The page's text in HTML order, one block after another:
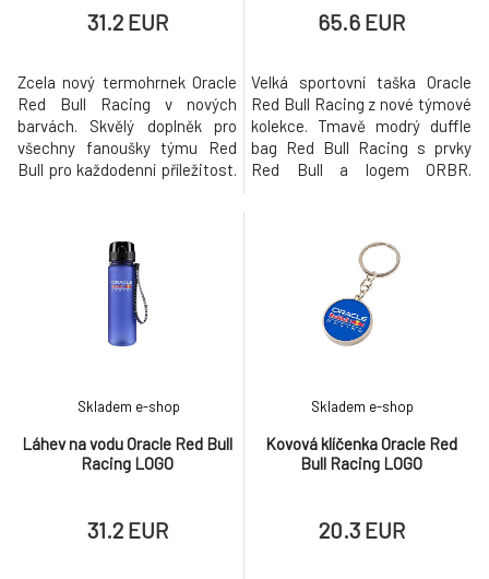
31.2 EUR
Zcela nový termohrnek Oracle
Red Bull Racing v nových
barvách. Skvělý doplněk pro
všechny fanoušky týmu Red
Bull pro každodenní příležitost.
65.6 EUR
Velká sportovní taška Oracle
Red Bull Racing z nové týmové
kolekce. Tmavě modrý duffle
bag Red Bull Racing s prvky
Red Bull a logem ORBR.
Láhev na vodu Oracle Red Bull
Racing LOGO
Skladem e-shop
31.2 EUR
Kovová klíčenka Oracle Red
Bull Racing LOGO
Skladem e-shop
20.3 EUR